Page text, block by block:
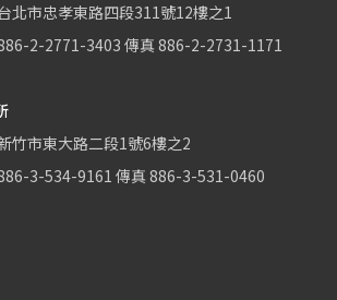
北市忠孝東路四段311號12樓之1
2-2771-3403傳真 886-2-2731-1171
竹市東大路二段1號6樓之2
3-534-9161傳真 886-3-531-0460